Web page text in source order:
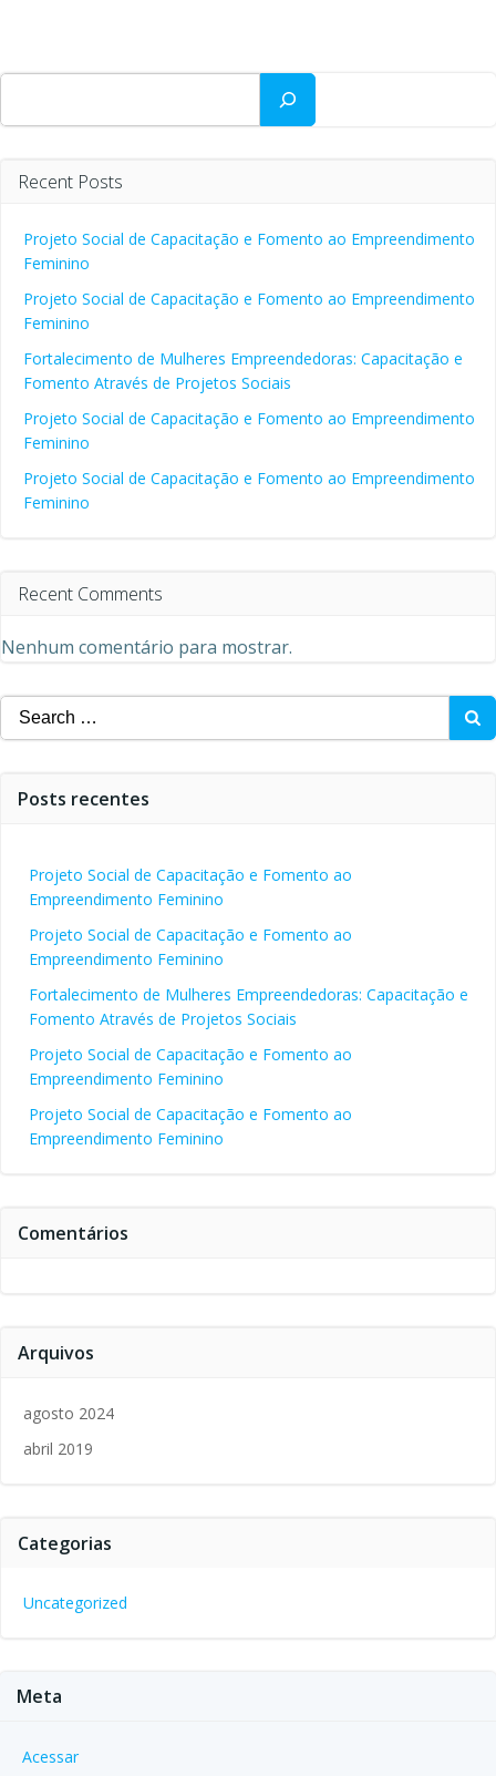
Pesquisar
Recent Posts
Projeto Social de Capacitação e Fomento ao Empreendimento
Feminino
Projeto Social de Capacitação e Fomento ao Empreendimento
Feminino
Fortalecimento de Mulheres Empreendedoras: Capacitação e
Fomento Através de Projetos Sociais
Projeto Social de Capacitação e Fomento ao Empreendimento
Feminino
Projeto Social de Capacitação e Fomento ao Empreendimento
Feminino
Recent Comments
Nenhum comentário para mostrar.
Search
for:
Posts recentes
Projeto Social de Capacitação e Fomento ao
Empreendimento Feminino
Projeto Social de Capacitação e Fomento ao
Empreendimento Feminino
Fortalecimento de Mulheres Empreendedoras: Capacitação e
Fomento Através de Projetos Sociais
Projeto Social de Capacitação e Fomento ao
Empreendimento Feminino
Projeto Social de Capacitação e Fomento ao
Empreendimento Feminino
Comentários
Arquivos
agosto 2024
abril 2019
Categorias
Uncategorized
Meta
Acessar